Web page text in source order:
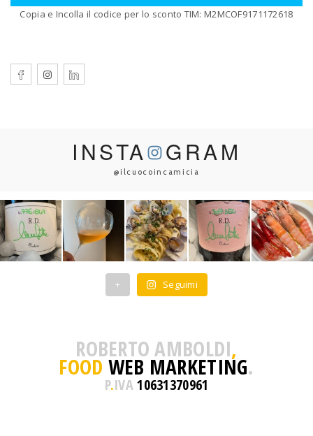
Copia e Incolla il codice per lo sconto TIM: M2MCOF9171172618
INSTA GRAM
@ilcuocoincamicia
+ Seguimi
ROBERTO AMBOLDI,
FOOD WEB MARKETING.
P.IVA10631370961